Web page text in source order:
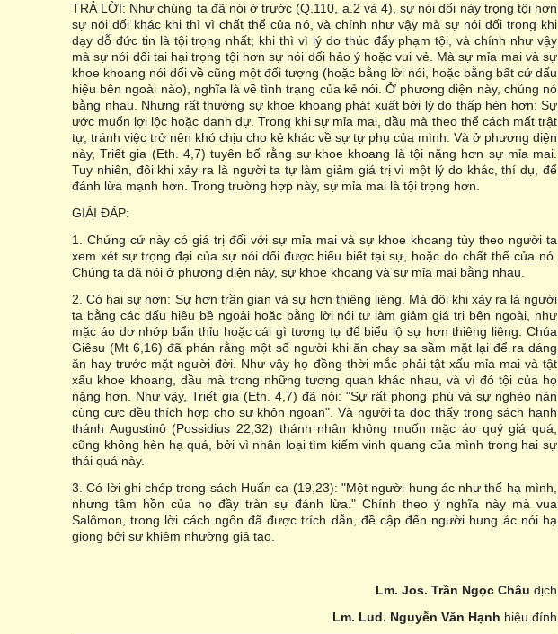
TRẢ LỜI: Như chúng ta đã nói ở trước (Q.110, a.2 và 4), sự nói dối này trọng tội hơn
sự nói dối khác khi thì vì chất thể của nó, và chính như vậy mà sự nói dối trong khi
dạy dỗ đức tin là tội trọng nhất; khi thì vì lý do thúc đẩy phạm tội, và chính như vậy
mà sự nói dối tai hại trọng tội hơn sự nói dối hảo ý hoặc vui vẻ. Mà sự mỉa mai và sự
khoe khoang nói dối về cũng một đối tượng (hoặc bằng lời nói, hoặc bằng bất cứ dấu
hiệu bên ngoài nào), nghĩa là về tình trạng của kẻ nói. Ở phương diện này, chúng nó
bằng nhau. Nhưng rất thường sự khoe khoang phát xuất bởi lý do thấp hèn hơn: Sự
ước muốn lợi lộc hoặc danh dự. Trong khi sự mỉa mai, dầu mà theo thể cách mất trật
tự, tránh việc trở nên khó chịu cho kẻ khác về sự tự phụ của mình. Và ở phương diện
này, Triết gia (Eth. 4,7) tuyên bố rằng sự khoe khoang là tội nặng hơn sự mỉa mai.
Tuy nhiên, đôi khi xảy ra là người ta tự làm giảm giá trị vì một lý do khác, thí dụ, để
đánh lừa mạnh hơn. Trong trường hợp này, sự mỉa mai là tội trọng hơn.
GIẢI ĐÁP:
1. Chứng cứ này có giá trị đối với sự mỉa mai và sự khoe khoang tùy theo người ta
xem xét sự trọng đại của sự nói dối được hiểu biết tại sự, hoặc do chất thể của nó.
Chúng ta đã nói ở phương diện này, sự khoe khoang và sự mỉa mai bằng nhau.
2. Có hai sự hơn: Sự hơn trần gian và sự hơn thiêng liêng. Mà đôi khi xảy ra là người
ta bằng các dấu hiệu bề ngoài hoặc bằng lời nói tự làm giảm giá trị bên ngoài, như
mặc áo dơ nhớp bẩn thỉu hoặc cái gì tương tự để biểu lộ sự hơn thiêng liêng. Chúa
Giêsu (Mt 6,16) đã phán rằng một số người khi ăn chay sa sầm mặt lại để ra dáng
ăn hay trước mặt người đời. Như vậy họ đồng thời mắc phải tật xấu mỉa mai và tật
xấu khoe khoang, dầu mà trong những tương quan khác nhau, và vì đó tội của họ
nặng hơn. Như vậy, Triết gia (Eth. 4,7) đã nói: "Sự rất phong phú và sự nghèo nàn
cùng cực đều thích hợp cho sự khôn ngoan". Và người ta đọc thấy trong sách hạnh
thánh Augustinô (Possidius 22,32) thánh nhân không muốn mặc áo quý giá quá,
cũng không hèn hạ quá, bởi vì nhân loại tìm kiếm vinh quang của mình trong hai sự
thái quá này.
3. Có lời ghi chép trong sách Huấn ca (19,23): "Một người hung ác như thế hạ mình,
nhưng tâm hồn của họ đầy tràn sự đánh lừa." Chính theo ý nghĩa này mà vua
Salômon, trong lời cách ngôn đã được trích dẫn, đề cập đến người hung ác nói hạ
giọng bởi sự khiêm nhường giả tạo.
Lm. Jos. Trần Ngọc Châu dịch
Lm. Lud. Nguyễn Văn Hạnh hiệu đính